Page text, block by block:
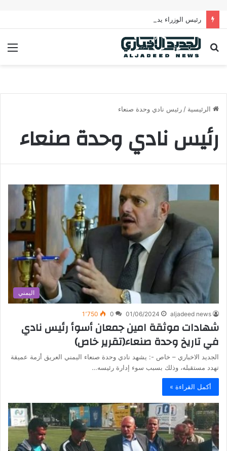
بحث
الرئيسية / رئيس نادي وحدة صنعاء
رئيس نادي وحدة صنعاء
اليمني
aljadeed news
01/06/2024
0 1٬750
شهادات موثقة امين جمعان أسوأ رئيس نادي
في تاريخ وحدة صنعاء(تقرير خاص)
الجديد الاخباري – خاص -: يشهد نادي وحدة صنعاء اليمني العريق أزمة عميقة
تهدد مستقبله، وذلك بسبب سوء إدارة رئيسه…
أكمل القراءة »